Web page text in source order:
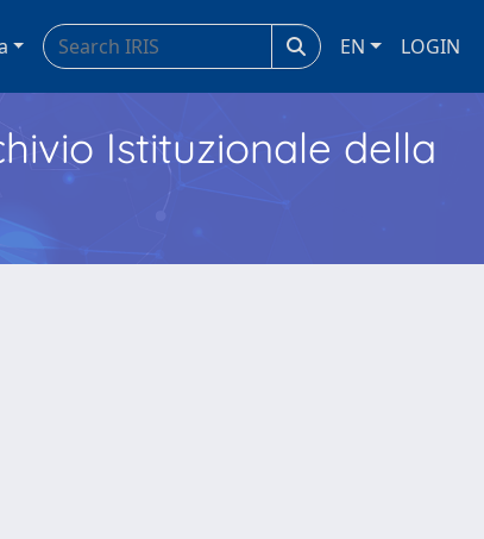
EN LOGIN
Istituzionale della